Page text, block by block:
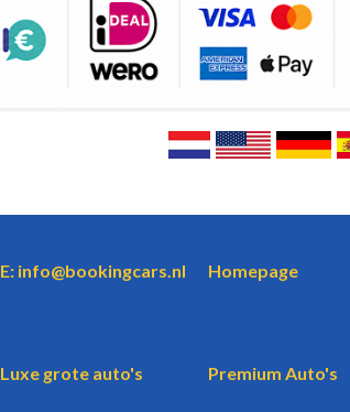
E: info@bookingcars.nl Homepage
Luxe grote auto's Premium Auto's